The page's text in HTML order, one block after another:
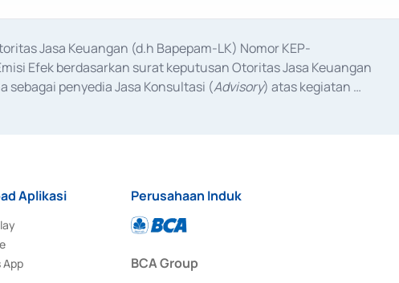
Jasa Keuangan (d.h Bapepam-LK) Nomor KEP-
Efek berdasarkan surat keputusan Otoritas Jasa Keuangan
sebagai penyedia Jasa Konsultasi (Advisory) atas kegiatan
Aplikasi
App
Perusahaan Induk
BCA Group